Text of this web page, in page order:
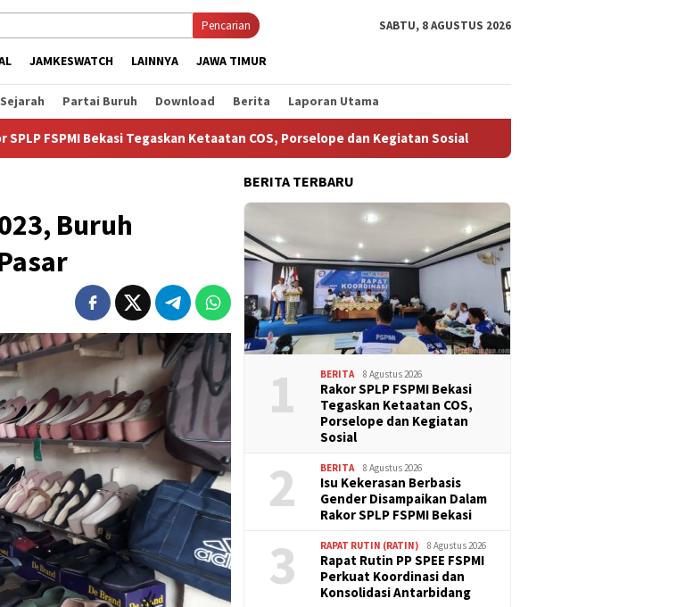
Pencarian SABTU, 8 AGUSTUS 2026
JAMKESWATCH LAINNYA JAWA TIMUR
Sejarah Partai Buruh Download Berita Laporan Utama
Bekasi Tegaskan Ketaatan COS, Porselope dan Kegiatan Sosial Isu Kekerasan Berbasis Gender
Buruh
BERITA TERBARU
1 BERITA 8 Agustus 2026
Rakor SPLP FSPMI Bekasi
Tegaskan Ketaatan COS,
Porselope dan Kegiatan
Sosial
2 BERITA 8 Agustus 2026
Isu Kekerasan Berbasis
Gender Disampaikan Dalam
Rakor SPLP FSPMI Bekasi
3 RAPAT RUTIN (RATIN) 8 Agustus 2026
Rapat Rutin PP SPEE FSPMI
Perkuat Koordinasi dan
Konsolidasi Antarbidang